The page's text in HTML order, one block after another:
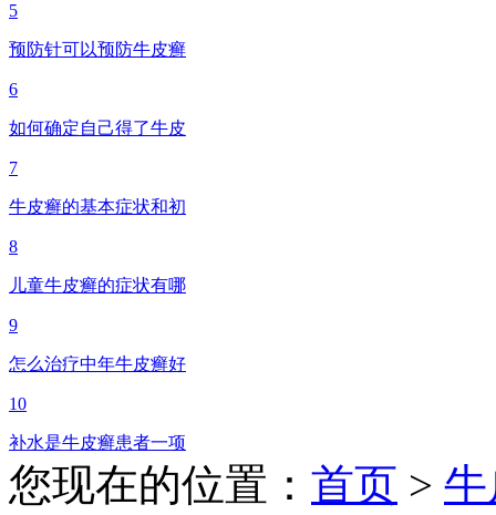
5
预防针可以预防牛皮癣
6
如何确定自己得了牛皮
7
牛皮癣的基本症状和初
8
儿童牛皮癣的症状有哪
9
怎么治疗中年牛皮癣好
10
补水是牛皮癣患者一项
您现在的位置： 首页 >